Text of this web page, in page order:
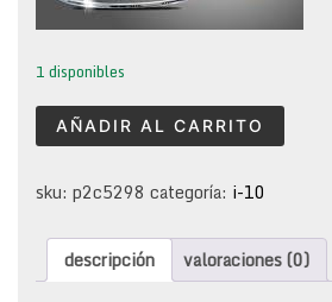
1 disponibles
anillos
para
atos
2005-
2012
AÑADIR AL CARRITO
sku: p2c5298 categoría: i-10
descripción valoraciones (0)